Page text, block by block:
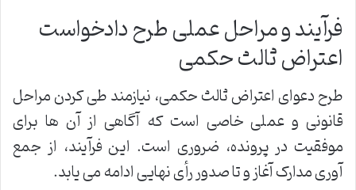
فرآیند و مراحل عملی طرح دادخواست
اعتراض ثالث حکمی
طرح دعوای اعتراض ثالث حکمی، نیازمند طی کردن مراحل
قانونی و عملی خاصی است که آگاهی از آن ها برای
موفقیت در پرونده، ضروری است. این فرآیند، از جمع
آوری مدارک آغاز و تا صدور رأی نهایی ادامه می یابد.